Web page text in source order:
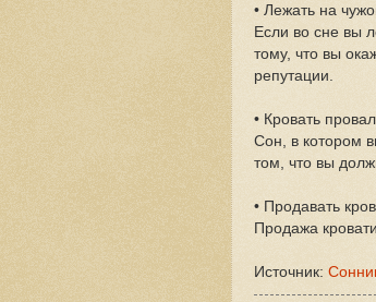
• Лежать на
Если во сне вы
тому, что вы
репутации.
• Кровать
Сон, в котором
том, что вы
• Продавать
Продажа
Источник: